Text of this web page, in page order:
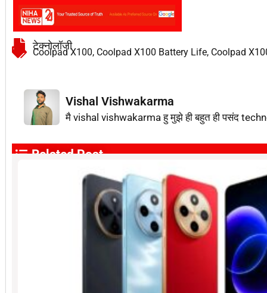
टेक्नोलॉजी
Coolpad X100, Coolpad X100 Battery Life, Coolpad
Vishal Vishwakarma
मै vishal vishwakarma हु मुझे ही बहुत ही पसंद
Related Post